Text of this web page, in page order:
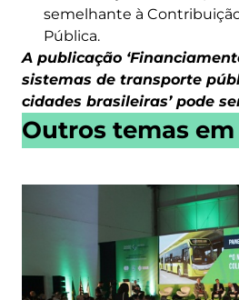
semelhante à
Pública.
A publicação
sistemas de transporte
cidades brasileiras’ pode
Outros temas